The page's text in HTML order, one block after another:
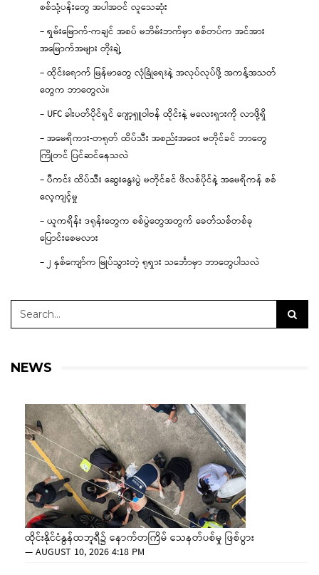
စစ်သုံ့ပန်းတွေ အပါအဝင် လူသေဆုံး
– ရှမ်းမြောက်-ကချင် အစပ် မဘိမ်းဘက်မှာ စစ်တပ်က အင်အား
အမြောက်အများ တိုးချဲ့
– ထိုင်းရောက် မြန်မာတွေ လုံခြုံရေးနဲ့ အလုပ်လုပ်ဖို့ အကန့်အသတ်
တွေက ဘာတွေလဲ။
– UFC ခါးပတ်ပိုင်ရှင် ဂျော့ရှူဝါဗန် ထိုင်းနဲ့ မလေးရှားကို လာဖို့ရှိ
– အမေရိကား-တရုတ် ထိပ်သီး အစည်းအဝေး မတိုင်ခင် ဘာတွေ
ကြိုတင် ပြင်ဆင်နေသလဲ
– ပီကင်း ထိပ်သီး ဆွေးနွေးပွဲ မတိုင်ခင် ဖိလစ်ပိုင်နဲ့ အမေရိကန် စစ်
လေ့ကျင့်မှု
– ယူကရိန်း ဒရုန်းတွေက စစ်ပွဲတွေအတွက် ခေတ်သစ်တစ်ခု
ပြောင်းစေမလား
– ၂ နှစ်ကျော်က မြုပ်သွားတဲ့ ရုရှား သင်္ဘောမှာ ဘာတွေပါသလဲ
NEWS
ထိုင်းနိုင်ငံနွန်ထဘူရီ၌ နောက်တကြိမ် သေနတ်ပစ်မှု ဖြစ်ပွား
—AUGUST 10, 2026 4:18 PM